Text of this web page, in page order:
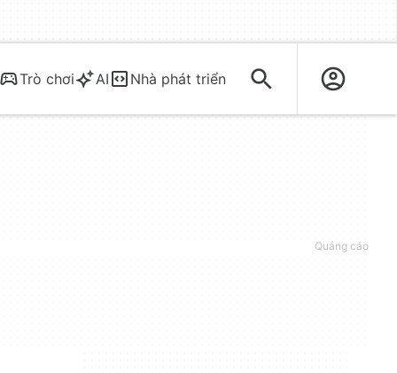
Trò chơi AI Nhà phát triển